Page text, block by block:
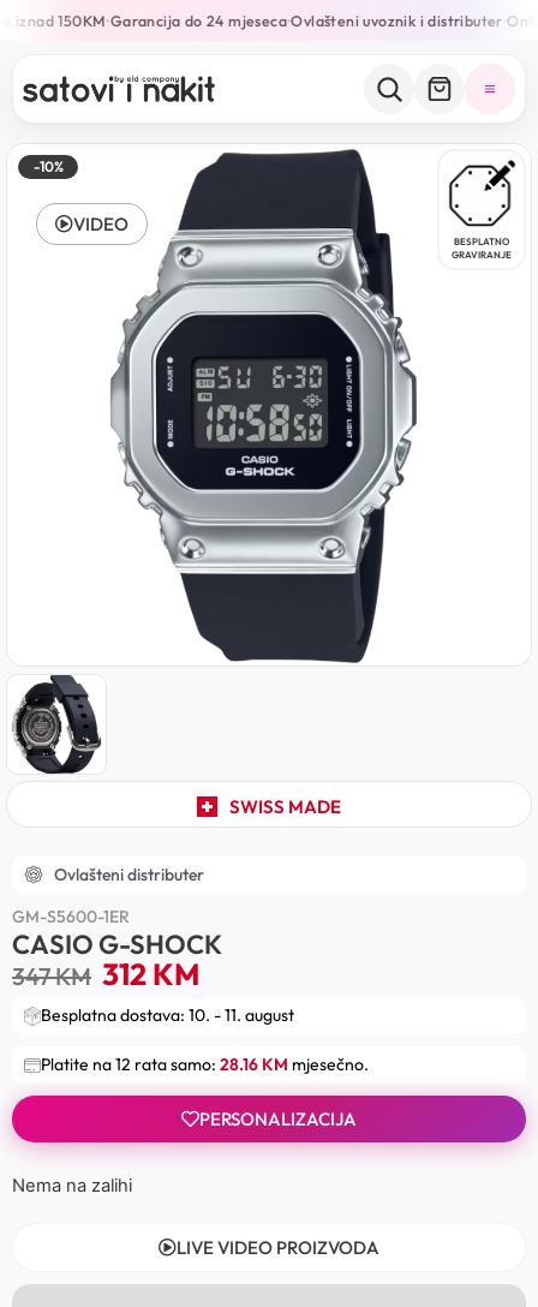
iznad 150KM•Garancija do 24 mjeseca•Ovlašteni uvoznik i distributer•
-10%
BESPLATNO
GRAVIRANJE
SWISS MADE
VIDEO
Ovlašteni distributer
GM-S5600-1ER
CASIO G-SHOCK
347KM 312KM
Besplatna dostava: 10. - 11. august
Platite na 12 rata samo: 28.16 KM mjesečno.
PERSONALIZACIJA
Nema na zalihi
LIVE VIDEO PROIZVODA